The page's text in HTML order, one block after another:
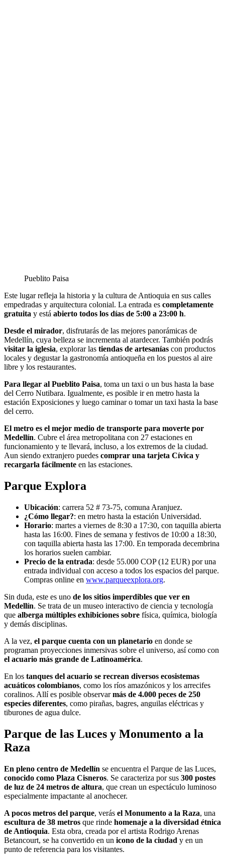
Pueblito Paisa
Este lugar refleja la historia y la cultura de Antioquia en sus calles
empedradas y arquitectura colonial. La entrada es completamente
gratuita y está abierto todos los días de 5:00 a 23:00 h.
Desde el mirador, disfrutarás de las mejores panorámicas de
Medellín, cuya belleza se incrementa al atardecer. También podrás
visitar la iglesia, explorar las tiendas de artesanías con productos
locales y degustar la gastronomía antioqueña en los puestos al aire
libre y los restaurantes.
Para llegar al Pueblito Paisa, toma un taxi o un bus hasta la base
del Cerro Nutibara. Igualmente, es posible ir en metro hasta la
estación Exposiciones y luego caminar o tomar un taxi hasta la base
del cerro.
El metro es el mejor medio de transporte para moverte por
Medellín. Cubre el área metropolitana con 27 estaciones en
funcionamiento y te llevará, incluso, a los extremos de la ciudad.
Aun siendo extranjero puedes comprar una tarjeta Cívica y
recargarla fácilmente en las estaciones.
Parque Explora
Ubicación: carrera 52 # 73-75, comuna Aranjuez.
¿Cómo llegar?: en metro hasta la estación Universidad.
Horario: martes a viernes de 8:30 a 17:30, con taquilla abierta
hasta las 16:00. Fines de semana y festivos de 10:00 a 18:30,
con taquilla abierta hasta las 17:00. En temporada decembrina
los horarios suelen cambiar.
Precio de la entrada: desde 55.000 COP (12 EUR) por una
entrada individual con acceso a todos los espacios del parque.
Compras online en www.parqueexplora.org.
Sin duda, este es uno de los sitios imperdibles que ver en
Medellín. Se trata de un museo interactivo de ciencia y tecnología
que alberga múltiples exhibiciones sobre física, química, biología
y demás disciplinas.
A la vez, el parque cuenta con un planetario en donde se
programan proyecciones inmersivas sobre el universo, así como con
el acuario más grande de Latinoamérica.
En los tanques del acuario se recrean diversos ecosistemas
acuáticos colombianos, como los ríos amazónicos y los arrecifes
coralinos. Allí es posible observarmás de 4.000 peces de 250
especies diferentes, como pirañas, bagres, anguilas eléctricas y
tiburones de agua dulce.
Parque de las Luces y Monumento a la
Raza
En pleno centro de Medellín se encuentra el Parque de las Luces,
conocido como Plaza Cisneros. Se caracteriza por sus 300 postes
de luz de 24 metros de altura, que crean un espectáculo luminoso
especialmente impactante al anochecer.
A pocos metros del parque, verás el Monumento a la Raza, una
escultura de 38 metros que rinde homenaje a la diversidad étnica
de Antioquia. Esta obra, creada por el artista Rodrigo Arenas
Betancourt, se ha convertido en un icono de la ciudad y en un
punto de referencia para los visitantes.